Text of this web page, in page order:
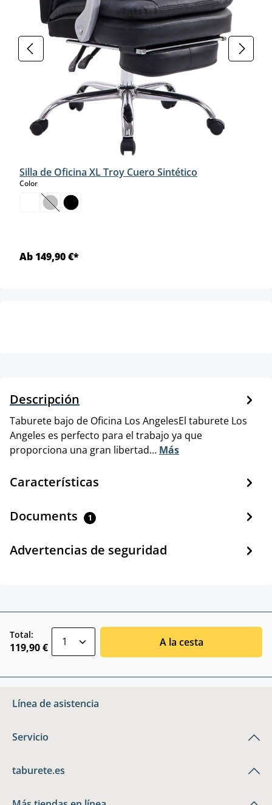
Silla de Oficina XL Troy Cuero Sintético
Colorselect
(Esta opción no está disponible en este momento.)
Ab 149,90 €*
Descripción
Taburete bajo de Oficina Los AngelesEl taburete Los
Angeles es perfecto para el trabajo ya que
proporciona una gran libertad… Más
Características
Documents 1
Advertencias de seguridad
Total:
119,90 € A la cesta
Línea de asistencia
Servicio
taburete.es